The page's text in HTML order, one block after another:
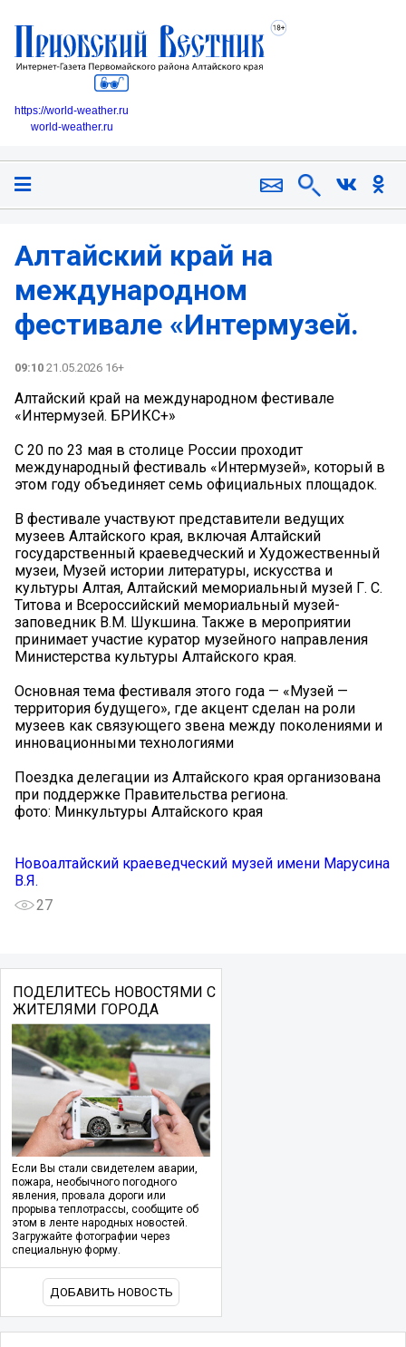
https://world-weather.ru
world-weather.ru
Алтайский край на
международном
фестивале «Интермузей.
09:10 21.05.2026 16+
Алтайский край на международном фестивале
«Интермузей. БРИКС+»
С 20 по 23 мая в столице России проходит
международный фестиваль «Интермузей», который в
этом году объединяет семь официальных площадок.
В фестивале участвуют представители ведущих
музеев Алтайского края, включая Алтайский
государственный краеведческий и Художественный
музеи, Музей истории литературы, искусства и
культуры Алтая, Алтайский мемориальный музей Г. С.
Титова и Всероссийский мемориальный музей-
заповедник В.М. Шукшина. Также в мероприятии
принимает участие куратор музейного направления
Министерства культуры Алтайского края.
Основная тема фестиваля этого года — «Музей —
территория будущего», где акцент сделан на роли
музеев как связующего звена между поколениями и
инновационными технологиями
Поездка делегации из Алтайского края организована
при поддержке Правительства региона.
фото: Минкультуры Алтайского края
Новоалтайский краеведческий музей имени Марусина
В.Я.
27
ПОДЕЛИТЕСЬ НОВОСТЯМИ С
ЖИТЕЛЯМИ ГОРОДА
Если Вы стали свидетелем аварии,
пожара, необычного погодного
явления, провала дороги или
прорыва теплотрассы, сообщите об
этом в ленте народных новостей.
Загружайте фотографии через
специальную форму.
ДОБАВИТЬ НОВОСТЬ